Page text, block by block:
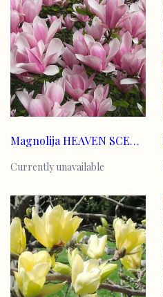
Magnolija HEAVEN SCENT (DEBESU SMARŽA)
Currently unavailable